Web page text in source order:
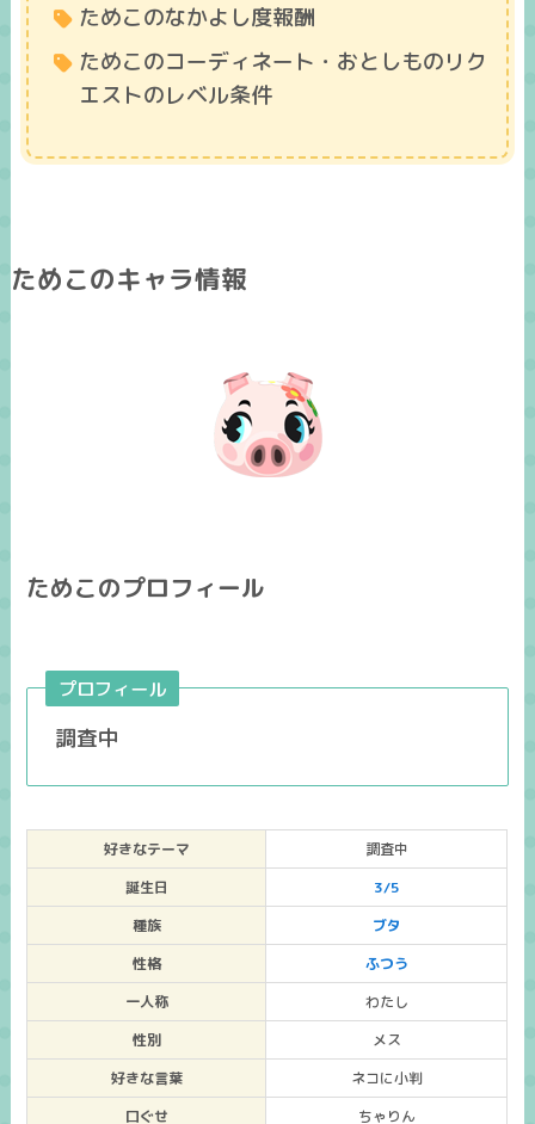
ためこのなかよし度報酬
ためこのコーディネート・おとしものリク
エストのレベル条件
ためこのキャラ情報
ためこのプロフィール
プロフィール
調査中
好きなテーマ
調査中
誕生日
3/5
種族
ブタ
性格
ふつう
一人称
わたし
性別
メス
好きな言葉
ネコに小判
口ぐせ
ちゃりん